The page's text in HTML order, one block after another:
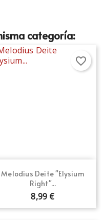
categoría:
Melodius Deite "Elysium
Right"...
8,99 €
favorite_border